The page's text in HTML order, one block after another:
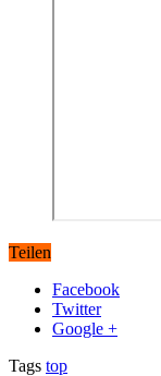
Teilen
Facebook
Twitter
Google +
Tags top